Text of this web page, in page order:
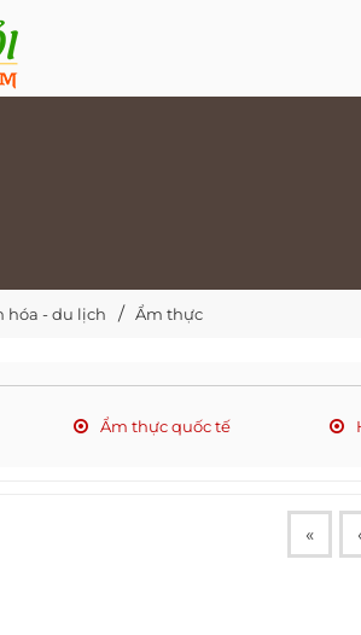
hóa - du lịch Ẩm thực
Ẩm thực quốc tế
« ‹